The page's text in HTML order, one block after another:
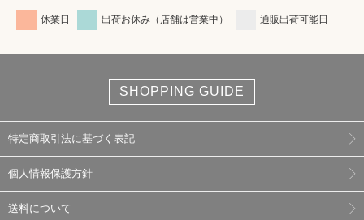
休業日 出荷お休み（店舗は営業中） 通販出荷可能日
SHOPPING GUIDE
特定商取引法に基づく表記
個人情報保護方針
送料について